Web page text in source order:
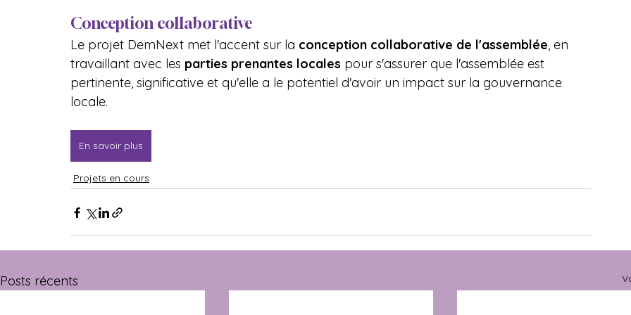
Conception collaborative
Le projet DemNext met l'accent sur la conception collaborative de l'assemblée, en
travaillant avec les parties prenantes locales pour s'assurer que l'assemblée est
pertinente, significative et qu'elle a le potentiel d'avoir un impact sur la gouvernance
locale.
En savoir plus
Projets en cours
Posts récents